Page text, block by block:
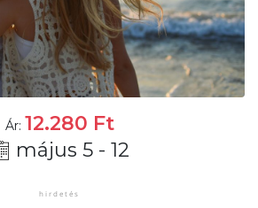
Ár: 12.280 Ft
május 5 - 12